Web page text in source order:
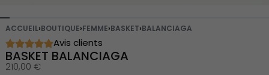
ACCUEIL›BOUTIQUE›FEMME›BASKET›BALANCIAGA
Avis clients
BASKET BALANCIAGA
210,00 €